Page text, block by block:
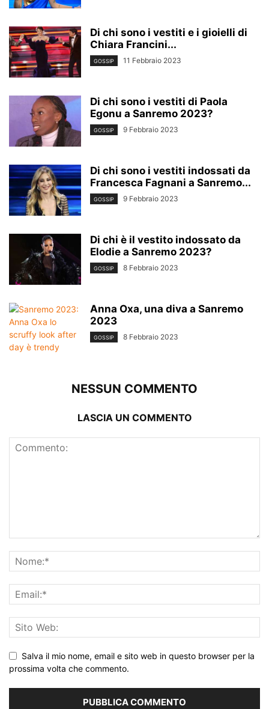
Di chi sono i vestiti e i gioielli di
Chiara Francini...
GOSSIP 11 Febbraio 2023
Di chi sono i vestiti di Paola
Egonu a Sanremo 2023?
GOSSIP 9 Febbraio 2023
Di chi sono i vestiti indossati da
Francesca Fagnani a Sanremo...
GOSSIP 9 Febbraio 2023
Di chi è il vestito indossato da
Elodie a Sanremo 2023?
GOSSIP 8 Febbraio 2023
Anna Oxa, una diva a Sanremo
2023
GOSSIP 8 Febbraio 2023
NESSUN COMMENTO
LASCIA UN COMMENTO
Salva il mio nome, email e sito web in questo browser per la
prossima volta che commento.